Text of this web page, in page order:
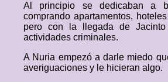
Al principio se dedicaban a
comprando apartamentos,
pero con la llegada de Jacinto
actividades criminales.
A Nuria empezó a darle miedo
averiguaciones y le hicieran algo.